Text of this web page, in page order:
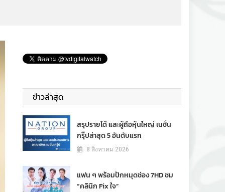
ข่าวล่าสุด
สรุปรายได้ และผู้ถือหุ้นใหญ่ เนชั่น
กรุ๊ปล่าสุด 5 อันดับแรก
8 สิงหาคม 2026
แฟน ๆ พร้อมปักหมุดช่อง 7HD ชม
“คลินิก Fix ใจ”